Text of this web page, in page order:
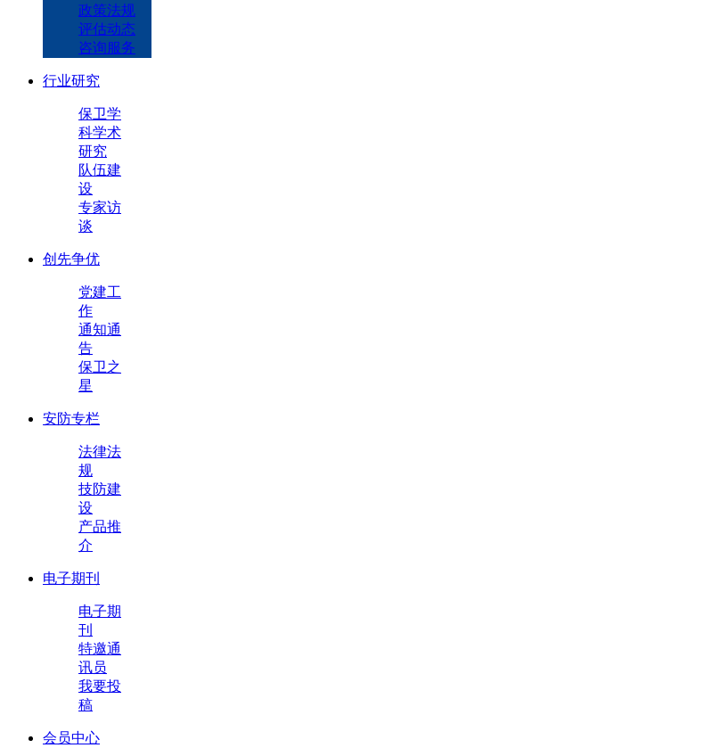
政策法规
评估动态
咨询服务
行业研究
保卫学
科学术
研究
队伍建
设
专家访
谈
创先争优
党建工
作
通知通
告
保卫之
星
安防专栏
法律法
规
技防建
设
产品推
介
电子期刊
电子期
刊
特邀通
讯员
我要投
稿
会员中心